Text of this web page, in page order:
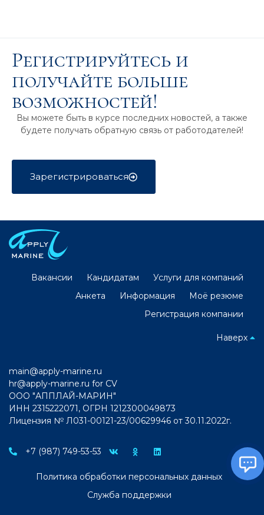
Регистрируйтесь и
получайте больше
возможностей!
Вы можете быть в курсе последних новостей, а также
будете получать обратную связь от работодателей!
Зарегистрироваться
Вакансии Кандидатам
Услуги для компаний
Анкета
Информация
Моё резюме
Регистрация компании
Наверх
main@apply-marine.ru
hr@apply-marine.ru for CV
ООО "АППЛАЙ-МАРИН"
ИНН 2315222071, ОГРН 1212300049873
Лицензия № Л031-00121-23/00629946 от 30.11.2022г.
+7 (987) 749-53-53
Политика обработки персональных данных
Служба поддержки